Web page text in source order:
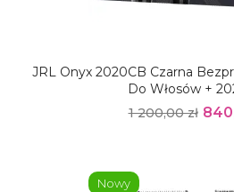
JRL Onyx 2020CB Czarna
Do Włosów +
1 200,00 zł
Nowy